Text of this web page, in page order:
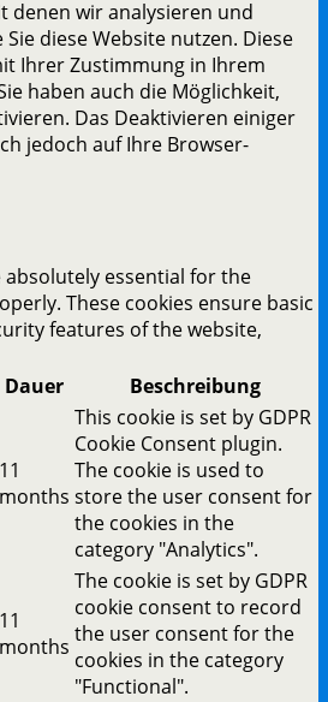
wir analysieren und
diese Website nutzen. Diese
Ihrer Zustimmung in Ihrem
haben auch die Möglichkeit,
Das Deaktivieren einiger
jedoch auf Ihre Browser-
absolutely essential for the
These cookies ensure basic
features of the website,
Dauer Beschreibung
11
months
This cookie is set by GDPR
Cookie Consent plugin.
The cookie is used to
store the user consent for
the cookies in the
category "Analytics".
11
months
The cookie is set by GDPR
cookie consent to record
the user consent for the
cookies in the category
"Functional".